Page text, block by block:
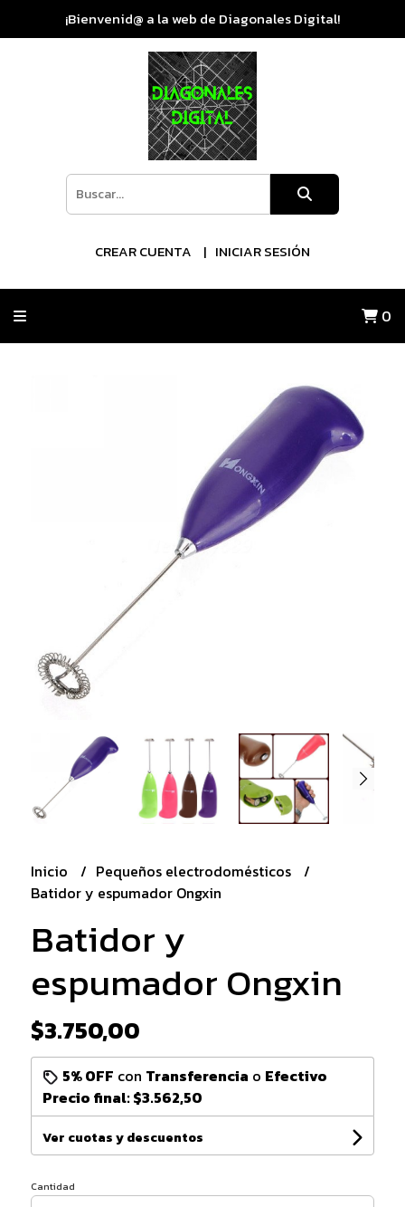
¡Bienvenid@ a la web de Diagonales Digital!
CREAR CUENTA INICIAR SESIÓN
0
Inicio
Pequeños electrodomésticos
Batidor y espumador Ongxin
Batidor y
espumador Ongxin
$3.750,00
5% OFF con Transferencia o Efectivo
Precio final:$3.562,50
Ver cuotas y descuentos
Cantidad